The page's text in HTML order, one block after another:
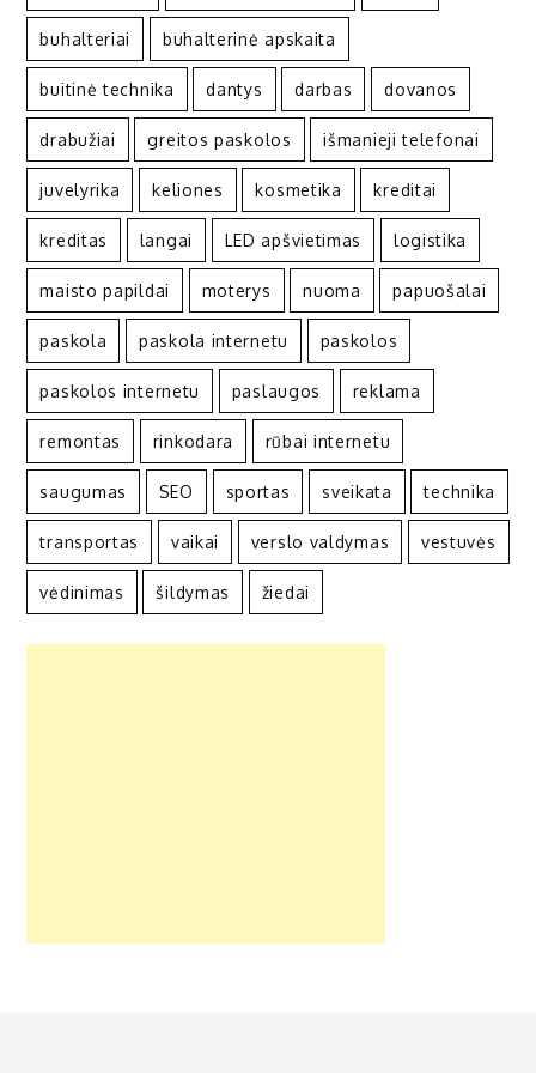
buhalteriai buhalterinė apskaita
buitinė technika dantys darbas dovanos
drabužiai greitos paskolos išmanieji telefonai
juvelyrika keliones kosmetika kreditai
kreditas langai LED apšvietimas logistika
maisto papildai moterys nuoma papuošalai
paskola paskola internetu paskolos
paskolos internetu paslaugos reklama
remontas rinkodara rūbai internetu
saugumas SEO sportas sveikata technika
transportas vaikai verslo valdymas vestuvės
vėdinimas šildymas žiedai